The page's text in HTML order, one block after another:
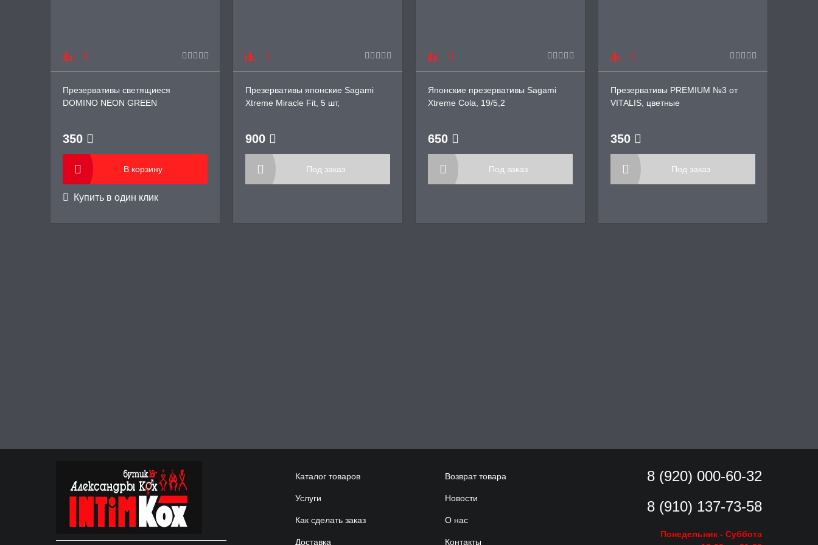
Презервативы светящиеся
DOMINO NEON GREEN
350
В корзину
Купить в один клик
Презервативы японские Sagami
Xtreme Miracle Fit, 5 шт,
900
Под заказ
Японские презервативы Sagami
Xtreme Cola, 19/5,2
650
Под заказ
Презервативы PREMIUM №3 от
VITALIS, цветные
350
Под заказ
Каталог товаров
Услуги
Как сделать заказ
Доставка
Возврат товара
Новости
О нас
Контакты
8 (920) 000-60-32
8 (910) 137-73-58
Понедельник - Суббота